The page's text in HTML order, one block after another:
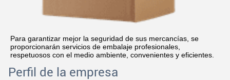
Para garantizar mejor la seguridad de sus mercancías, se
proporcionarán servicios de embalaje profesionales,
respetuosos con el medio ambiente, convenientes y eficientes.
Perfil de la empresa